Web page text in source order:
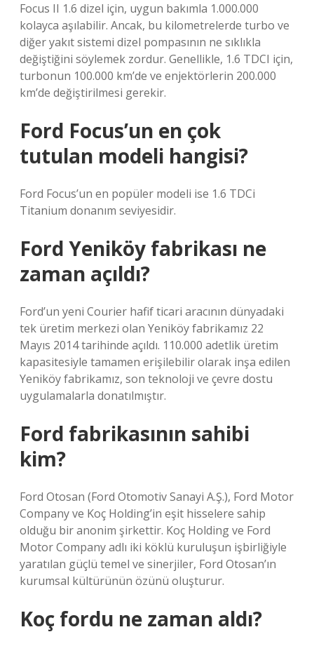
Focus II 1.6 dizel için, uygun bakımla 1.000.000
kolayca aşılabilir. Ancak, bu kilometrelerde turbo ve
diğer yakıt sistemi dizel pompasının ne sıklıkla
değiştiğini söylemek zordur. Genellikle, 1.6 TDCI için,
turbonun 100.000 km’de ve enjektörlerin 200.000
km’de değiştirilmesi gerekir.
Ford Focus’un en çok
tutulan modeli hangisi?
Ford Focus’un en popüler modeli ise 1.6 TDCi
Titanium donanım seviyesidir.
Ford Yeniköy fabrikası ne
zaman açıldı?
Ford’un yeni Courier hafif ticari aracının dünyadaki
tek üretim merkezi olan Yeniköy fabrikamız 22
Mayıs 2014 tarihinde açıldı. 110.000 adetlik üretim
kapasitesiyle tamamen erişilebilir olarak inşa edilen
Yeniköy fabrikamız, son teknoloji ve çevre dostu
uygulamalarla donatılmıştır.
Ford fabrikasının sahibi
kim?
Ford Otosan (Ford Otomotiv Sanayi A.Ş.), Ford Motor
Company ve Koç Holding’in eşit hisselere sahip
olduğu bir anonim şirkettir. Koç Holding ve Ford
Motor Company adlı iki köklü kuruluşun işbirliğiyle
yaratılan güçlü temel ve sinerjiler, Ford Otosan’ın
kurumsal kültürünün özünü oluşturur.
Koç fordu ne zaman aldı?